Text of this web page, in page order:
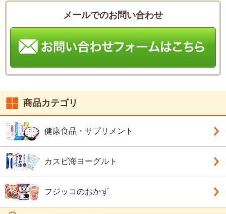
メールでのお問い合わせ
商品カテゴリ
健康食品・サプリメント
カスピ海ヨーグルト
フジッコのおかず